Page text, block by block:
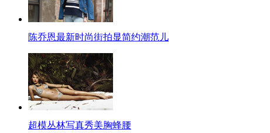
陈乔恩最新时尚街拍显简约潮范儿
超模丛林写真秀美胸蜂腰